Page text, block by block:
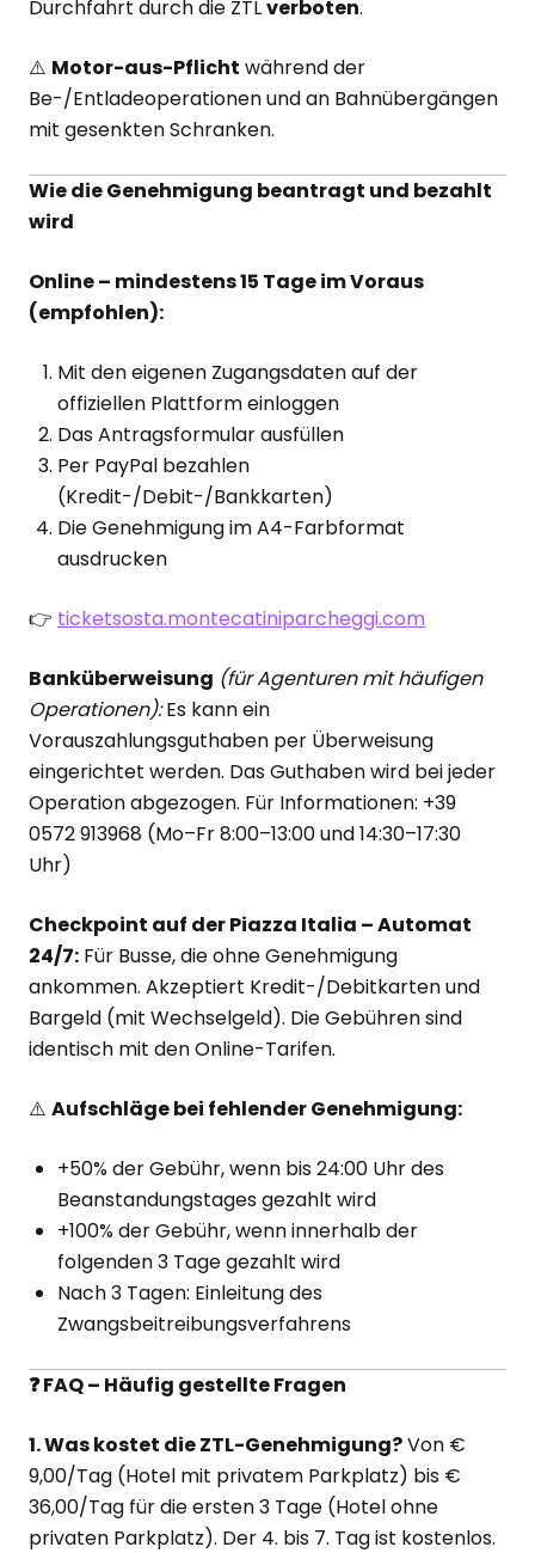
Durchfahrt durch die ZTLverboten.
⚠️ Motor-aus-Pflicht während der
Be-/Entladeoperationen und an Bahnübergängen
mit gesenkten Schranken.
Wie die Genehmigung beantragt und bezahlt
wird
Online – mindestens 15 Tage im Voraus
(empfohlen):
Mit den eigenen Zugangsdaten auf der
offiziellen Plattform einloggen
Das Antragsformular ausfüllen
Per PayPal bezahlen
(Kredit-/Debit-/Bankkarten)
Die Genehmigung im A4-Farbformat
ausdrucken
👉 ticketsosta.montecatiniparcheggi.com
Banküberweisung (für Agenturen mit häufigen
Operationen):Es kann ein
Vorauszahlungsguthaben per Überweisung
eingerichtet werden. Das Guthaben wird bei jeder
Operation abgezogen. Für Informationen: +39
0572 913968 (Mo–Fr 8:00–13:00 und 14:30–17:30
Uhr)
Checkpoint auf der Piazza Italia – Automat
24/7: Für Busse, die ohne Genehmigung
ankommen. Akzeptiert Kredit-/Debitkarten und
Bargeld (mit Wechselgeld). Die Gebühren sind
identisch mit den Online-Tarifen.
⚠️ Aufschläge bei fehlender Genehmigung:
+50% der Gebühr, wenn bis 24:00 Uhr des
Beanstandungstages gezahlt wird
+100% der Gebühr, wenn innerhalb der
folgenden 3 Tage gezahlt wird
Nach 3 Tagen: Einleitung des
Zwangsbeitreibungsverfahrens
❓ FAQ – Häufig gestellte Fragen
1. Was kostet die ZTL-Genehmigung?Von €
9,00/Tag (Hotel mit privatem Parkplatz) bis €
36,00/Tag für die ersten 3 Tage (Hotel ohne
privaten Parkplatz). Der 4. bis 7. Tag ist kostenlos.